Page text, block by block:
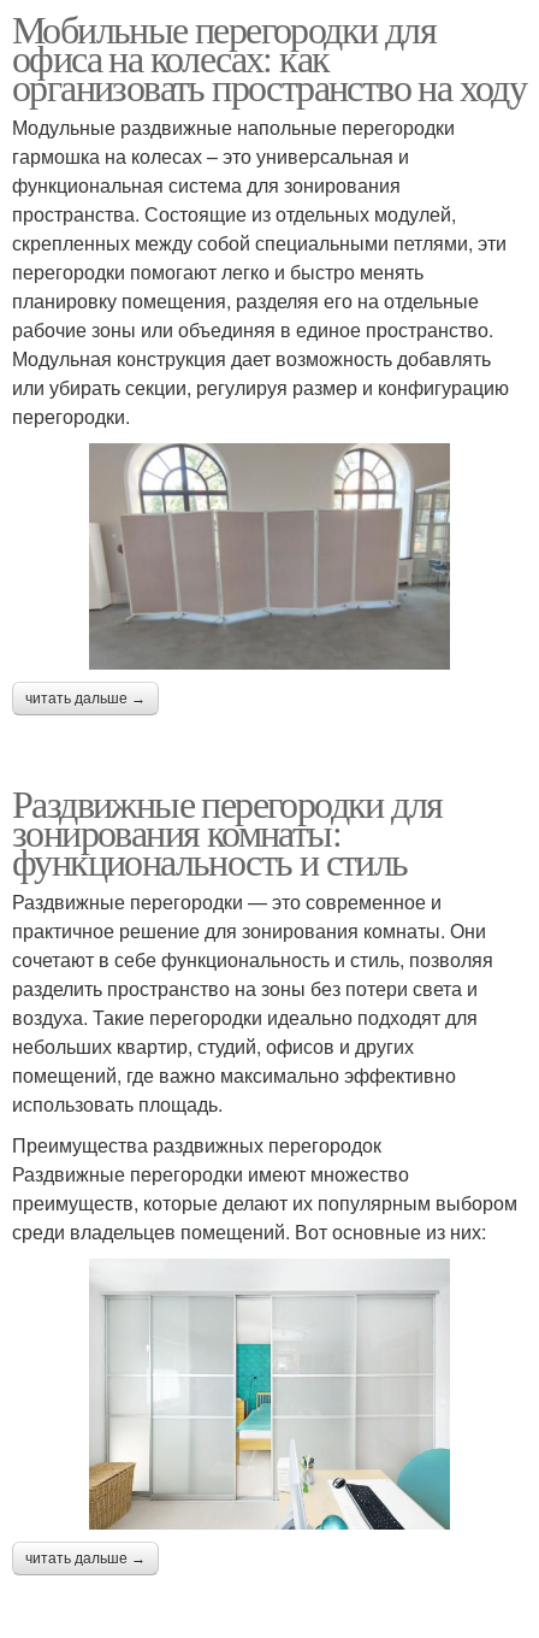
Мобильные перегородки для
офиса на колесах: как
организовать пространство на ходу
Модульные раздвижные напольные перегородки
гармошка на колесах – это универсальная и
функциональная система для зонирования
пространства. Состоящие из отдельных модулей,
скрепленных между собой специальными петлями, эти
перегородки помогают легко и быстро менять
планировку помещения, разделяя его на отдельные
рабочие зоны или объединяя в единое пространство.
Модульная конструкция дает возможность добавлять
или убирать секции, регулируя размер и конфигурацию
перегородки.
читать дальше →
Раздвижные перегородки для
зонирования комнаты:
функциональность и стиль
Раздвижные перегородки — это современное и
практичное решение для зонирования комнаты. Они
сочетают в себе функциональность и стиль, позволяя
разделить пространство на зоны без потери света и
воздуха. Такие перегородки идеально подходят для
небольших квартир, студий, офисов и других
помещений, где важно максимально эффективно
использовать площадь.
Преимущества раздвижных перегородок
Раздвижные перегородки имеют множество
преимуществ, которые делают их популярным выбором
среди владельцев помещений. Вот основные из них:
читать дальше →